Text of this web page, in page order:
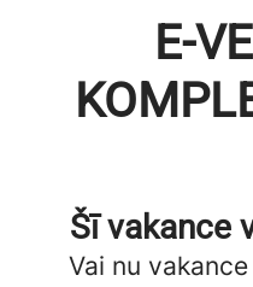
E-
Šī vakance
Vai nu